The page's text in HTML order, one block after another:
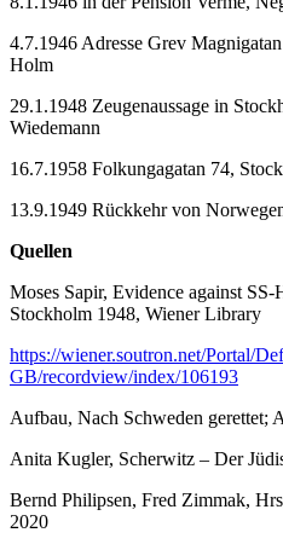
4.7.1946 Adresse Grev
Holm
29.1.1948 Zeugenaussage in
Wiedemann
16.7.1958 Folkungagatan 74,
13.9.1949 Rückkehr von
Quellen
Moses Sapir, Evidence against
Stockholm 1948, Wiener Library
https://wiener.soutron.net/Portal/
GB/recordview/index/106193
Aufbau, Nach Schweden gerettet;
Anita Kugler, Scherwitz – Der
Bernd Philipsen, Fred Zimmak,
2020